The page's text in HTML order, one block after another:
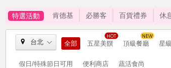
特選活動 肯德基 必勝客 百貨禮券 休
台北 全部 五星美饌 頂級餐廳 星
假日/特殊節日可用 便利商店 蔬活食尚